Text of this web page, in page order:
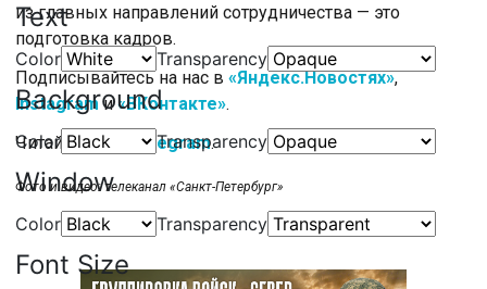
Text
Color Transparency
Background
Color Transparency
Window
Color Transparency
Font Size
из главных направлений сотрудничества — это
подготовка кадров.
Подписывайтесь на нас в «Яндекс.Новостях»,
Instagramи«ВКонтакте».
Читайте нас в
Telegram.
Фото и видео: телеканал «Санкт-Петербург»